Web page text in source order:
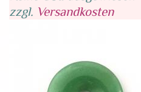
zzgl. Versandkosten